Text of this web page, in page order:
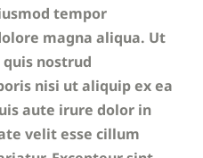
tempor
magna aliqua. Ut
nostrud
nisi ut aliquip ex ea
aute irure dolor in
velit esse cillum